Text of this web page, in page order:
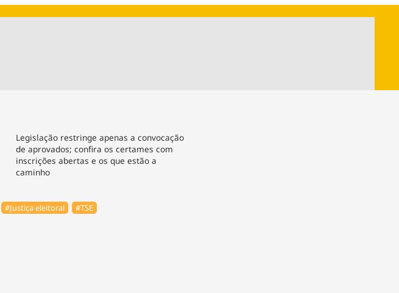
Legislação restringe apenas a convocação
de aprovados; confira os certames com
inscrições abertas e os que estão a
caminho
#Justiça eleitoral #TSE